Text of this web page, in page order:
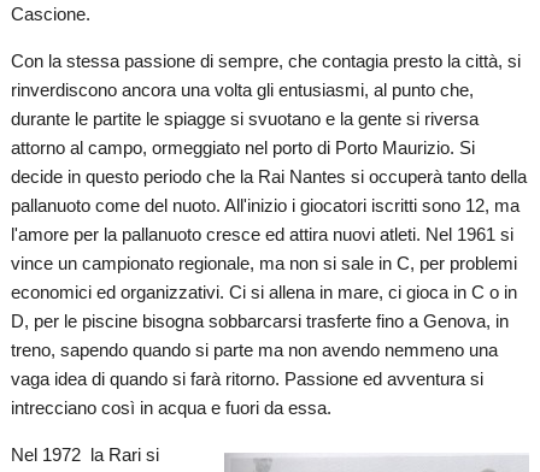
Cascione.
Con la stessa passione di sempre, che contagia presto la città, si
rinverdiscono ancora una volta gli entusiasmi, al punto che,
durante le partite le spiagge si svuotano e la gente si riversa
attorno al campo, ormeggiato nel porto di Porto Maurizio. Si
decide in questo periodo che la Rai Nantes si occuperà tanto della
pallanuoto come del nuoto. All'inizio i giocatori iscritti sono 12, ma
l'amore per la pallanuoto cresce ed attira nuovi atleti. Nel 1961 si
vince un campionato regionale, ma non si sale in C, per problemi
economici ed organizzativi. Ci si allena in mare, ci gioca in C o in
D, per le piscine bisogna sobbarcarsi trasferte fino a Genova, in
treno, sapendo quando si parte ma non avendo nemmeno una
vaga idea di quando si farà ritorno. Passione ed avventura si
intrecciano così in acqua e fuori da essa.
Nel 1972 la Rari si